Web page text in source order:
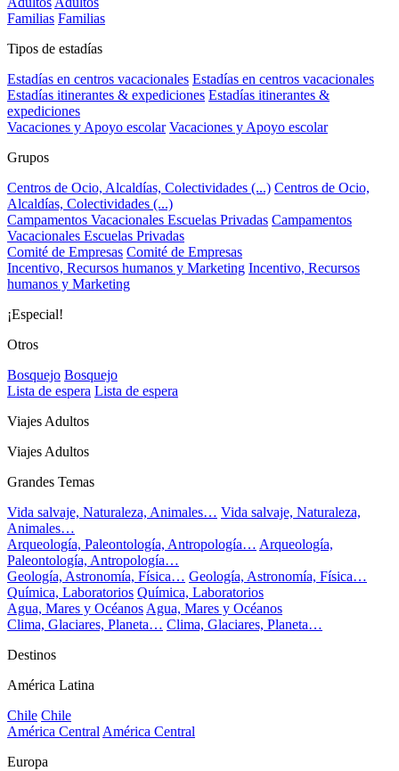
Familias Familias
Tipos de estadías
Estadías en centros vacacionales Estadías en centros vacacionales
Estadías itinerantes & expediciones Estadías itinerantes &
expediciones
Vacaciones y Apoyo escolar Vacaciones y Apoyo escolar
Grupos
Centros de Ocio, Alcaldías, Colectividades (...) Centros de Ocio,
Alcaldías, Colectividades (...)
Campamentos Vacacionales Escuelas Privadas Campamentos
Vacacionales Escuelas Privadas
Comité de Empresas Comité de Empresas
Incentivo, Recursos humanos y Marketing Incentivo, Recursos
humanos y Marketing
¡Especial!
Otros
Bosquejo Bosquejo
Lista de espera Lista de espera
Viajes Adultos
Viajes Adultos
Grandes Temas
Vida salvaje, Naturaleza, Animales… Vida salvaje, Naturaleza,
Animales…
Arqueología, Paleontología, Antropología… Arqueología,
Paleontología, Antropología…
Geología, Astronomía, Física… Geología, Astronomía, Física…
Química, Laboratorios Química, Laboratorios
Agua, Mares y OcéanosAgua, Mares y Océanos
Clima, Glaciares, Planeta… Clima, Glaciares, Planeta…
Destinos
América Latina
Chile Chile
América CentralAmérica Central
Europa